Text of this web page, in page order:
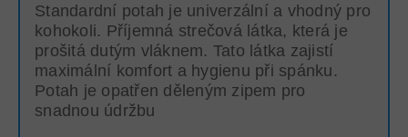
Standardní potah je univerzální a vhodný pro
kohokoli. Příjemná strečová látka, která je
prošitá dutým vláknem. Tato látka zajistí
maximální komfort a hygienu při spánku.
Potah je opatřen děleným zipem pro
snadnou údržbu